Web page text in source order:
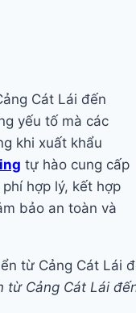
Cát Lái đến
yếu tố mà các
khi xuất khẩu
tự hào cung cấp
hợp lý, kết hợp
bảo an toàn và
từ Cảng Cát Lái